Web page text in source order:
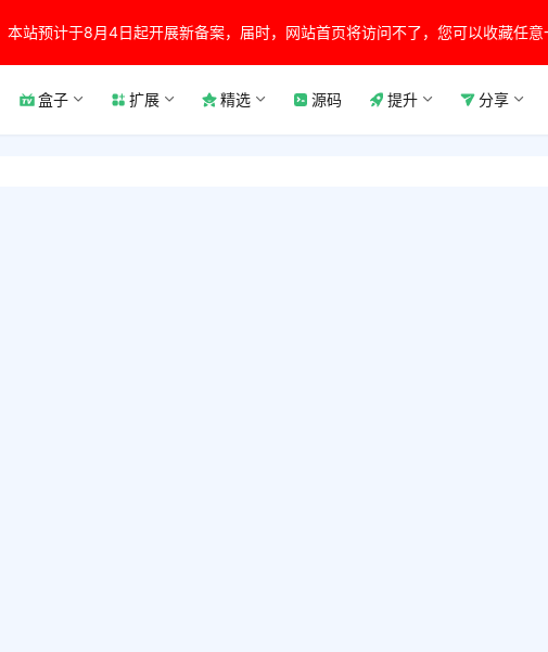
站预计于8月4日起开展新备案，届时，网站首页将访问不了，您可以收藏任意
盒子 扩展 精选 源码 提升 分享